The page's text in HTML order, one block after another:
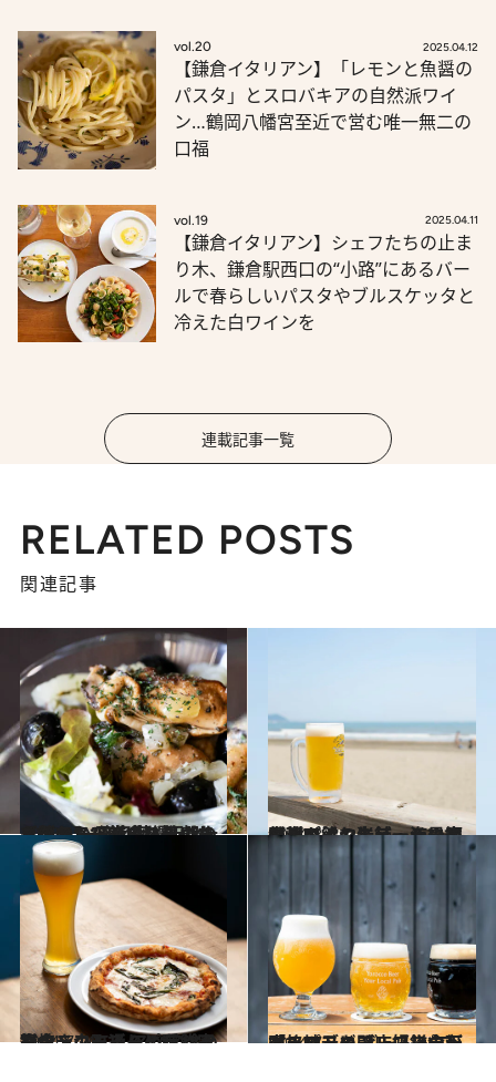
vol.20 2025.04.12
【鎌倉イタリアン】「レモンと魚醤の
パスタ」とスロバキアの自然派ワイ
ン…鶴岡八幡宮至近で営む唯一無二の
口福
vol.19 2025.04.11
【鎌倉イタリアン】シェフたちの止ま
り木、鎌倉駅西口の“小路”にあるバー
ルで春らしいパスタやブルスケッタと
冷えた白ワインを
連載記事一覧
RELATED POSTS
関連記事
2023.12.19
【このシリーズを初めから読む】【鎌倉】着いたら朝から“泡と牡蠣” 朝のカヴァから夜のハイボールまで 一日何度も行きたくなるスープ＆バー
グルメ 2024.8.6
由比ガ浜の老舗・海の家【パパイヤ】ビーチ最短距離で飲む生ビールに自然派ワイン。ラーメンも最高！
グルメ
2024.7.20
鎌倉・小町通りの隠れ家カウンターで アツアツの窯焼きつまみ＆ピザ 冷えたクラフトビールを飲み比べ
グルメ 2024.7.9
クラフトビール好きの天国！地元のブルワリーが本格パブを開店【鎌倉】「ヨロッコ ビール パブ」
グルメ